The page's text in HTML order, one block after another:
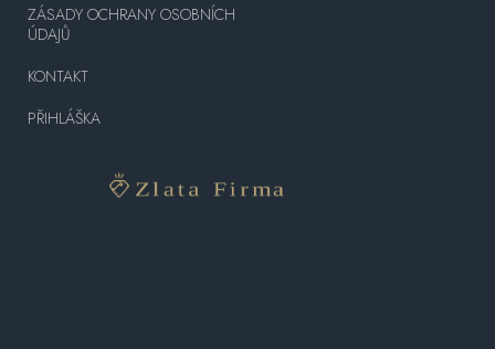
ZÁSADY OCHRANY OSOBNÍCH
ÚDAJŮ
KONTAKT
PŘIHLÁŠKA